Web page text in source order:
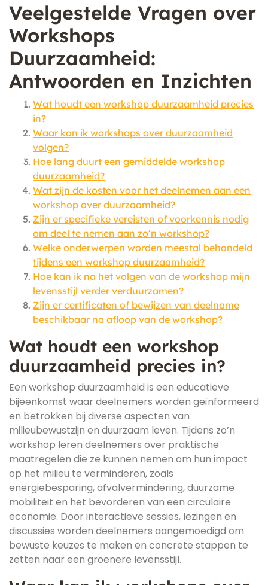
Veelgestelde Vragen over
Workshops
Duurzaamheid:
Antwoorden en Inzichten
Wat houdt een workshop duurzaamheid precies
in?
Waar kan ik workshops over duurzaamheid
volgen?
Hoe lang duurt een gemiddelde workshop
duurzaamheid?
Wat zijn de kosten voor het deelnemen aan een
workshop over duurzaamheid?
Zijn er specifieke vereisten of voorkennis nodig
om deel te nemen aan zo’n workshop?
Welke onderwerpen worden meestal behandeld
tijdens een workshop duurzaamheid?
Hoe kan ik na het volgen van de workshop mijn
levensstijl verder verduurzamen?
Zijn er certificaten of bewijzen van deelname
beschikbaar na afloop van de workshop?
Wat houdt een workshop
duurzaamheid precies in?
Een workshop duurzaamheid is een educatieve
bijeenkomst waar deelnemers worden geïnformeerd
en betrokken bij diverse aspecten van
milieubewustzijn en duurzaam leven. Tijdens zo’n
workshop leren deelnemers over praktische
maatregelen die ze kunnen nemen om hun impact
op het milieu te verminderen, zoals
energiebesparing, afvalvermindering, duurzame
mobiliteit en het bevorderen van een circulaire
economie. Door interactieve sessies, lezingen en
discussies worden deelnemers aangemoedigd om
bewuste keuzes te maken en concrete stappen te
zetten naar een groenere levensstijl.